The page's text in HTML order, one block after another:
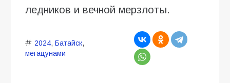
ледников и вечной мерзлоты.
2024, Батайск,
мегацунами